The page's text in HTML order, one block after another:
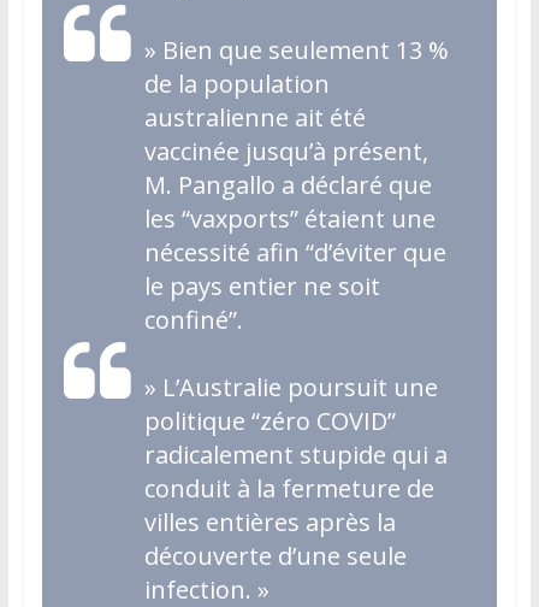
» Bien que seulement 13 %
de la population
australienne ait été
vaccinée jusqu’à présent,
M. Pangallo a déclaré que
les “vaxports” étaient une
nécessité afin “d’éviter que
le pays entier ne soit
confiné”.
» L’Australie poursuit une
politique “zéro COVID”
radicalement stupide qui a
conduit à la fermeture de
villes entières après la
découverte d’une seule
infection. »